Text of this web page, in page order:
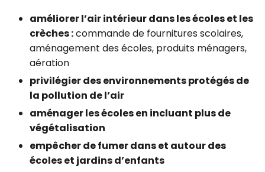
améliorer l’air intérieur dans les écoles et les
crèches :commande de fournitures scolaires,
aménagement des écoles, produits ménagers,
aération
privilégier des environnements protégés de
la pollution de l’air
aménager les écoles en incluant plus de
végétalisation
empêcher de fumer dans et autour des
écoles et jardins d’enfants